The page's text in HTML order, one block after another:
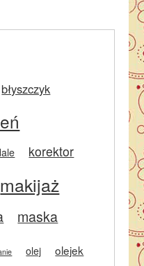
błyszczyk
korektor
makijaż
maska
olej olejek